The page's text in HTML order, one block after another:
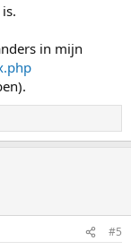
in mijn
#5